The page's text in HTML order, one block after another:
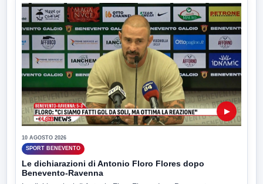
▶
10 AGOSTO 2026
SPORT BENEVENTO
Le dichiarazioni di Antonio Floro Flores dopo
Benevento-Ravenna